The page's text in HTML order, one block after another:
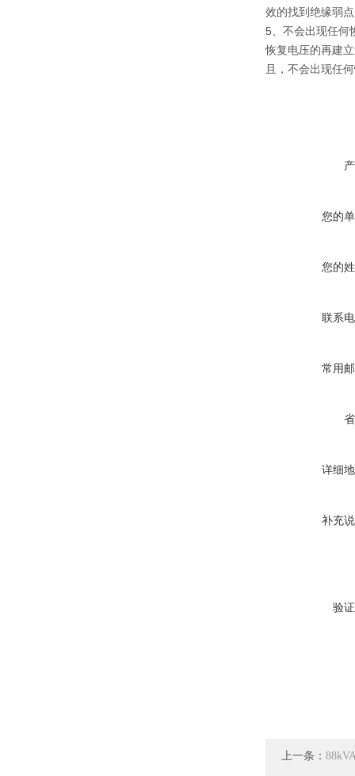
效的找到绝缘弱
5、不会出现任何
恢复电压的再建
且，不会出现任
您的
您的
联系
常用
详细
补充
验
上一条：